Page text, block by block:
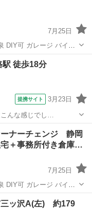
7月25日
DIY可 ガレージ バイク
物件
駅 徒歩18分
提携サイト 3月23日
んな感じでし…
ナーチェンジ 静岡
＋事務所付き倉庫…
7月25日
DIY可 ガレージ バイク
建て） 事務所
ッ沢A(左) 約179